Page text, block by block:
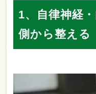
1、自律神経
側から整える